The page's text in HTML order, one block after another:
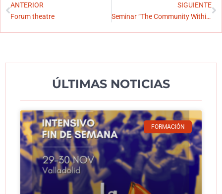
ANTERIOR
Forum theatre
SIGUIENTE
Seminar “The Community Within the Art”
ÚLTIMAS NOTICIAS
FORMACIÓN